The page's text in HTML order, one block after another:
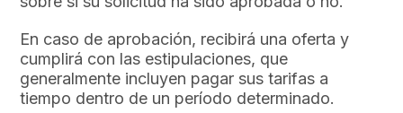
En caso de aprobación, recibirá una oferta y
cumplirá con las estipulaciones, que
generalmente incluyen pagar sus tarifas a
tiempo dentro de un período determinado.